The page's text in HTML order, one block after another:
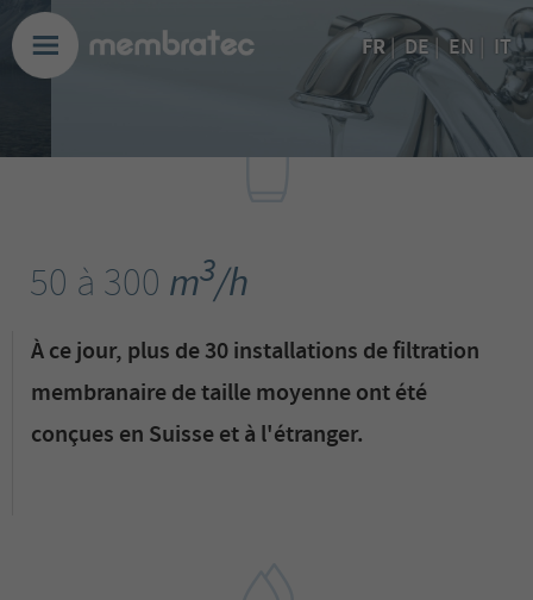
FR|DE| EN IT
50 à 300 m3/h
À ce jour, plus de 30 installations de filtration
membranaire de taille moyenne ont été
conçues en Suisse et à l'étranger.